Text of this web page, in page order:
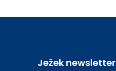
Ježek newsletter